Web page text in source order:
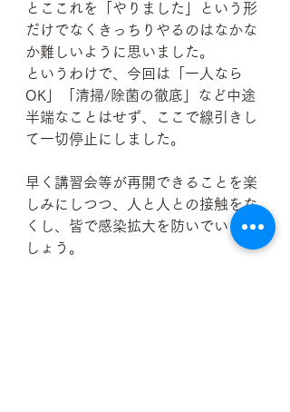
とここれを「やりました」という形
だけでなくきっちりやるのはなかな
か難しいように思いました。
というわけで、今回は「一人なら
OK」「清掃/除菌の徹底」など中途
半端なことはせず、ここで線引きし
て一切停止にしました。
早く講習会等が再開できることを楽
しみにしつつ、人と人との接触をな
くし、皆で感染拡大を防いでいきま
しょう。